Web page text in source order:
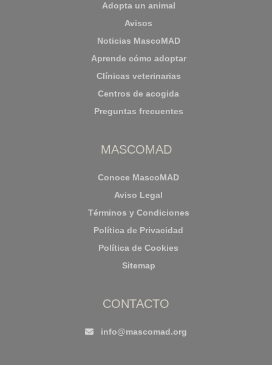
Adopta un animal
Avisos
Noticias MascoMAD
Aprende cómo adoptar
Clínicas veterinarias
Centros de acogida
Preguntas frecuentes
MASCOMAD
Conoce MascoMAD
Aviso Legal
Términos y Condiciones
Política de Privacidad
Política de Cookies
Sitemap
CONTACTO
info@mascomad.org